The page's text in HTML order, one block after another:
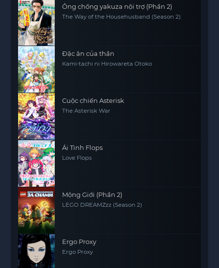
Ông chồng yakuza nội trợ (Phần 2)
The Way of the Househusband (Season 2)
Đặc ân của thần
Kami-tachi ni Hirowareta Otoko
Cuộc chiến Asterisk
The Asterisk War
Ái Tình Flops
Love Flops
Mộng Giới (Phần 2)
LEGO DREAMZzz (Season 2)
Ergo Proxy
Ergo Proxy